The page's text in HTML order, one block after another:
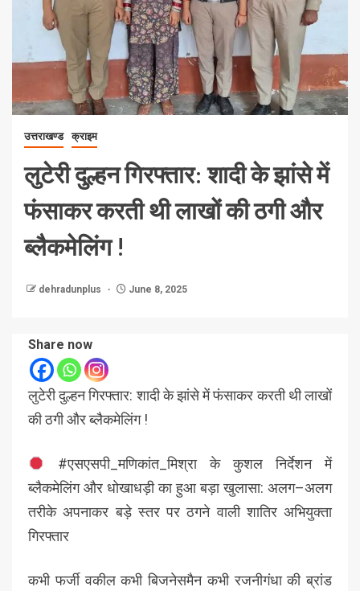
उत्तराखण्ड क्राइम
लुटेरी दुल्हन गिरफ्तार: शादी के झांसे में
फंसाकर करती थी लाखों की ठगी और
ब्लैकमेलिंग !
dehradunplus June 8, 2025
Share now
लुटेरी दुल्हन गिरफ्तार: शादी के झांसे में फंसाकर करती थी लाखों
की ठगी और ब्लैकमेलिंग !
#एसएसपी_मणिकांत_मिश्रा के कुशल निर्देशन में
ब्लैकमेलिंग और धोखाधड़ी का हुआ बड़ा खुलासा: अलग–अलग
तरीके अपनाकर बड़े स्तर पर ठगने वाली शातिर अभियुक्ता
गिरफ्तार
कभी फर्जी वकील कभी बिजनेसमैन कभी रजनीगंधा की ब्रांड